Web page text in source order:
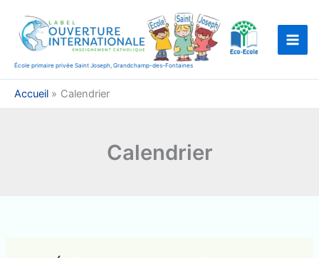
contenu
École primaire privée Saint Joseph, Grandchamp-des-Fontaines
Accueil Calendrier
Calendrier